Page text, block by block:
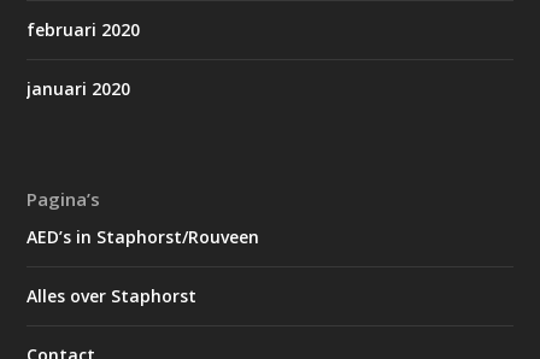
februari 2020
januari 2020
Pagina’s
AED’s in Staphorst/Rouveen
Alles over Staphorst